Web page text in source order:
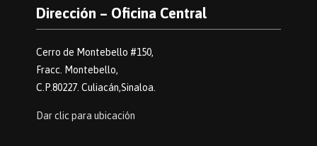
Dirección – Oficina Central
Cerro de Montebello #150,
Fracc. Montebello,
C.P.80227. Culiacán,Sinaloa.
Dar clic para ubicación